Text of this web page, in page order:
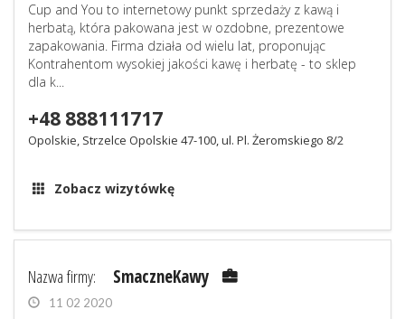
Cup and You to internetowy punkt sprzedaży z kawą i
herbatą, która pakowana jest w ozdobne, prezentowe
zapakowania. Firma działa od wielu lat, proponując
Kontrahentom wysokiej jakości kawę i herbatę - to sklep
dla k...
+48 888111717
Opolskie, Strzelce Opolskie 47-100, ul. Pl. Żeromskiego 8/2
Zobacz wizytówkę
Nazwa firmy: SmaczneKawy
11 02 2020